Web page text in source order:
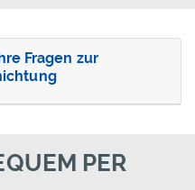
Fragen zur
PER